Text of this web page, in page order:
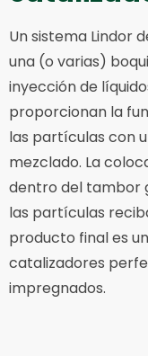
Un sistema Lindor
una (o varias)
inyección de
proporcionan la
las partículas con
mezclado. La
dentro del tambor
las partículas
producto final es
catalizadores
impregnados.